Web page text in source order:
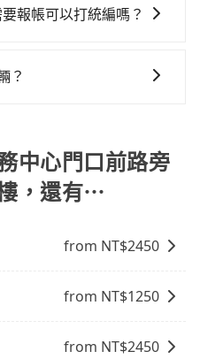
小時29分鐘。選擇搭乘高
以下要乘車，也可參考
每一次租車都好像在開樂
要載其他乘客的人來說就
在遇到下雨天或者載行李
報帳打統編，在結帳時可
將您的需先提供旅步，會
報帳可以打統編嗎？
果公司需要報公帳，在預
？
扣掉司機就只能乘坐8位
業大客車的範疇，也就是
裝的車輛，不僅與車輛
生意外，保險公司可不予
小錢而把朋友親人的安全
位，建議預約一台九人座
數超過12位就一定是叫一
預定時最好先與車行或平
中心門口前路旁
，還有⋯
from NT$2450
from NT$1250
from NT$2450